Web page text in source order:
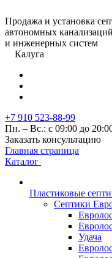
Продажа и установка
автономных канализаций
и инженерных систем
Калуга
+7 910 523-88-99
Пн. – Вс.: с 09:00 до
Заказать консультацию
Главная страница
Каталог
Пластиковые
Септики
Удача